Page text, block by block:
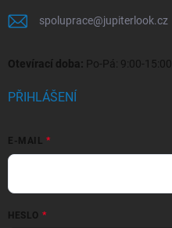
spoluprace@jupiterlook.cz
Otevírací doba: Po-Pá: 9:00-15:00
PŘIHLÁŠENÍ
E-MAIL
HESLO